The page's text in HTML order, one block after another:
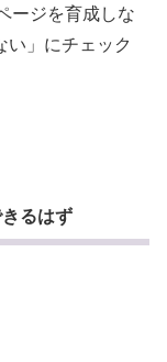
ージを育成しな
い」にチェック
るはず